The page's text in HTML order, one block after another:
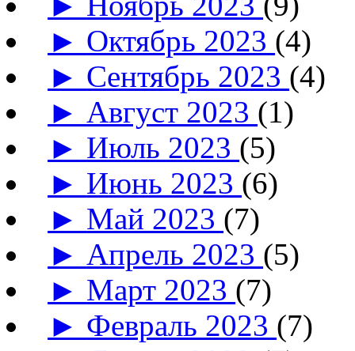
► Октябрь 2023 (4)
► Сентябрь 2023 (4)
► Август 2023 (1)
► Июль 2023 (5)
► Июнь 2023 (6)
► Май 2023 (7)
► Апрель 2023 (5)
► Март 2023 (7)
► Февраль 2023 (7)